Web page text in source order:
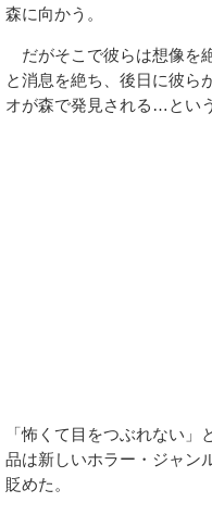
森に向かう。
だがそこで彼らは想像を
と消息を絶ち、後日に彼ら
オが森で発見される…とい
「怖くて目をつぶれない
品は新しいホラー・ジャン
貶めた。